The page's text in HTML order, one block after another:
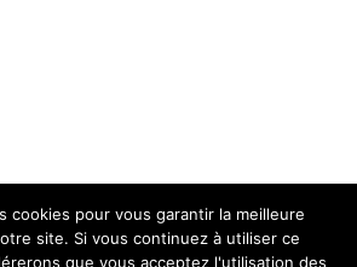
cookies pour vous garantir la meilleure
site. Si vous continuez à utiliser ce
que vous acceptez l'utilisation des